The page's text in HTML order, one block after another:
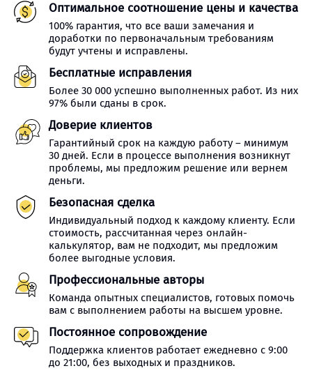
Оптимальное соотношение цены и качества
100% гарантия, что все ваши замечания и
доработки по первоначальным требованиям
будут учтены и исправлены.
Бесплатные исправления
Более 30 000 успешно выполненных работ. Из них
97% были сданы в срок.
Доверие клиентов
Гарантийный срок на каждую работу – минимум
30 дней. Если в процессе выполнения возникнут
проблемы, мы предложим решение или вернем
деньги.
Безопасная сделка
Индивидуальный подход к каждому клиенту. Если
стоимость, рассчитанная через онлайн-
калькулятор, вам не подходит, мы предложим
более выгодные условия.
Профессиональные авторы
Команда опытных специалистов, готовых помочь
вам с выполнением работы на высшем уровне.
Постоянное сопровождение
Поддержка клиентов работает ежедневно с 9:00
до 21:00, без выходных и праздников.